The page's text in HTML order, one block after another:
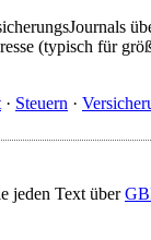
(typisch für
· Steuern ·
jeden Text über